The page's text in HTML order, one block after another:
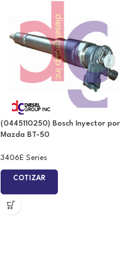
(0445110250) Bosch Inyector por
Mazda BT-50
3406E Series
COTIZAR